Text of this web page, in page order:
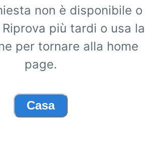
non è disponibile o
più tardi o usa la
per tornare alla home
page.
Casa